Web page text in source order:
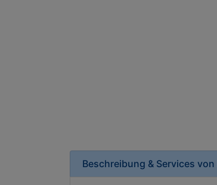
Beschreibung & Services von